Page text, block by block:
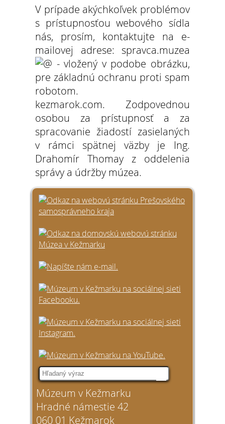
V prípade akýchkoľvek problémov
s prístupnosťou webového sídla
nás, prosím, kontaktujte na e-
mailovej adrese: spravca.muzea
kezmarok.com. Zodpovednou
osobou za prístupnosť a za
spracovanie žiadostí zasielaných
v rámci spätnej väzby je Ing.
Drahomír Thomay z oddelenia
správy a údržby múzea.
Múzeum v Kežmarku
Hradné námestie 42
060 01 Kežmarok